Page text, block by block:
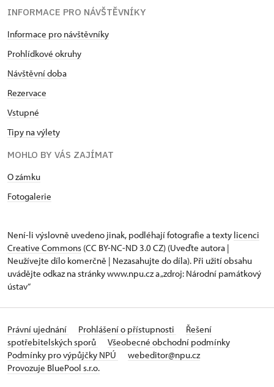
INFORMACE PRO NÁVŠTĚVNÍKY
Informace pro návštěvníky
Prohlídkové okruhy
Návštěvní doba
Rezervace
Vstupné
Tipy na výlety
MOHLO BY VÁS ZAJÍMAT
O zámku
Fotogalerie
Není-li výslovně uvedeno jinak, podléhají fotografie a texty licenci
Creative Commons (CC BY-NC-ND 3.0 CZ) (Uveďte autora |
Neužívejte dílo komerčně | Nezasahujte do díla). Při užití obsahu
uvádějte odkaz na stránky www.npu.cz a „zdroj: Národní památkový
ústav“
Právní ujednání Prohlášení o přístupnosti
Řešení
spotřebitelských sporů
Všeobecné obchodní podmínky
Podmínky pro výpůjčky NPÚ
webeditor@npu.cz
Provozuje BluePool s.r.o.